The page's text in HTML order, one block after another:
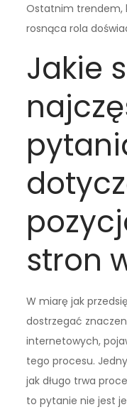
Ostatnim trendem,
rosnąca rola
Jakie
stron
W miarę jak
dostrzegać
internetowych,
tego procesu.
jak długo trwa
to pytanie nie jest